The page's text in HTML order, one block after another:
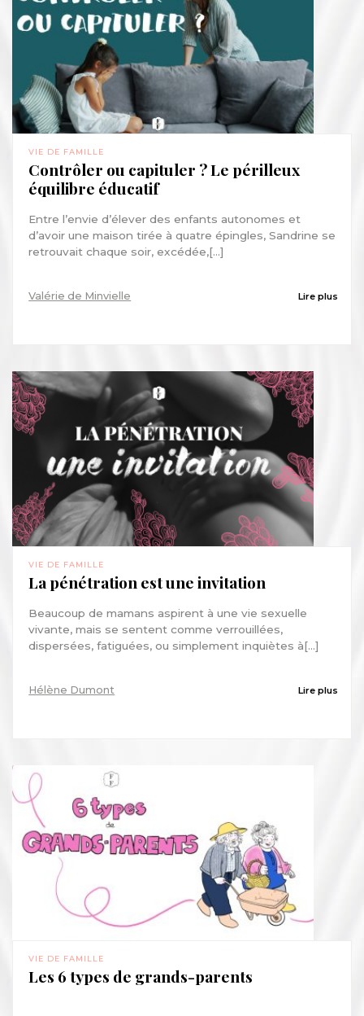
VIE DE FAMILLE
Contrôler ou capituler ? Le périlleux
équilibre éducatif
Entre l’envie d’élever des enfants autonomes et
d’avoir une maison tirée à quatre épingles, Sandrine se
retrouvait chaque soir, excédée,[...]
Valérie de Minvielle Lire plus
VIE DE FAMILLE
La pénétration est une invitation
Beaucoup de mamans aspirent à une vie sexuelle
vivante, mais se sentent comme verrouillées,
dispersées, fatiguées, ou simplement inquiètes à[...]
Hélène Dumont Lire plus
VIE DE FAMILLE
Les 6 types de grands-parents